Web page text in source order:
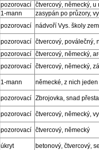
pozorovací čtvercový, německý,
1-mann
zasypán po průzory,
pozorovací nádvoří Vys. školy
pozorovací čtvercový, poválečný,
pozorovací čtvercový, německý,
pozorovací čtvercový, německý,
1-mann německé, z nich
pozorovací Zbrojovka, snad
pozorovací čtvercový, německý,
pozorovací čtvercový, německý
úkryt
betonový, čtvercový,